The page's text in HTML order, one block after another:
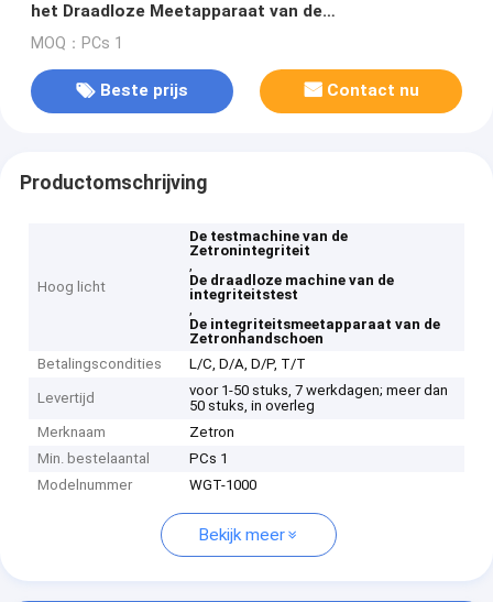
het Draadloze Meetapparaat van de
Handschoenintegriteit
MOQ：PCs 1
Beste prijs Contact nu
Productomschrijving
Hoog licht
De testmachine van de
Zetronintegriteit
,
De draadloze machine van de
integriteitstest
,
De integriteitsmeetapparaat van de
Zetronhandschoen
Betalingscondities
L/C, D/A, D/P, T/T
Levertijd
voor 1-50 stuks, 7 werkdagen; meer dan
50 stuks, in overleg
Merknaam
Zetron
Min. bestelaantal
PCs 1
Modelnummer
WGT-1000
Bekijk meer